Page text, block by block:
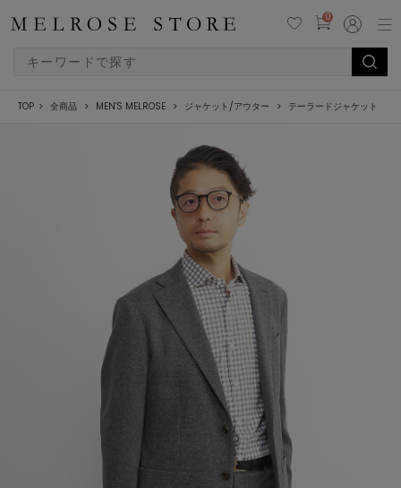
0
TOP 全商品 MEN'S MELROSE ジャケット/アウター テーラードジャケット